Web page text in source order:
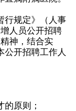
规定》（人事
人员公开招聘
神，结合实
公开招聘工作人
原则；